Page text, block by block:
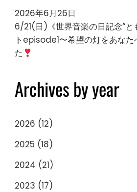
2026年6月26日
6/21(日)《世界音楽の日記念“と
トepisode1〜希望の灯をあなた
た
Archives by year
2026 (12)
2025 (18)
2024 (21)
2023 (17)